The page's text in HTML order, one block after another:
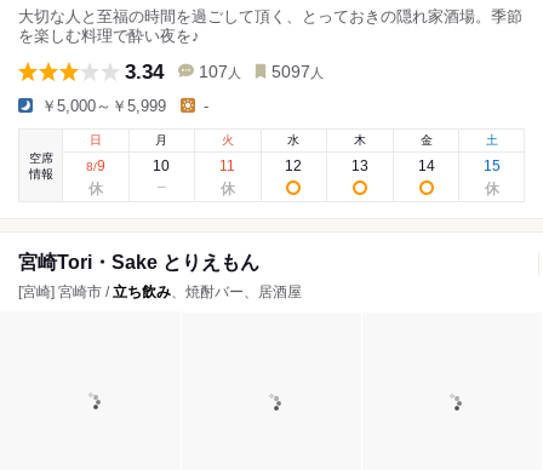
大切な人と至福の時間を過ごして頂く、とっておきの隠れ家酒場。季節
を楽しむ料理で酔い夜を♪
3.34 107 人 5097 人
￥5,000～￥5,999 -
空席
情報
日
8/9
月
10
火
11
水
12
木
13
金
14
土
15
宮崎Tori・Sake とりえもん
[宮崎] 宮崎市 /立ち飲み、焼酎バー、居酒屋